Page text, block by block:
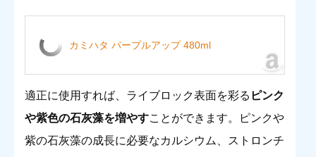
カミハタ パープルアップ 480ml
適正に使用すれば、ライブロック表面を彩る ピンク
や紫色の石灰藻を増やすことができます。
ピンクや
紫の石灰藻の成長に必要なカルシウム、ストロンチ